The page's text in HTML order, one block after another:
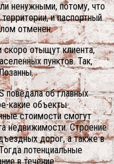
ненужными, потому, что
и паспортный
отменен.
отыщут клиента,
пунктов. Так,
поведала об главных
какие объекты
стоимости смогут
недвижимости. Строение
дорог, а также в
потенциальные
в течение